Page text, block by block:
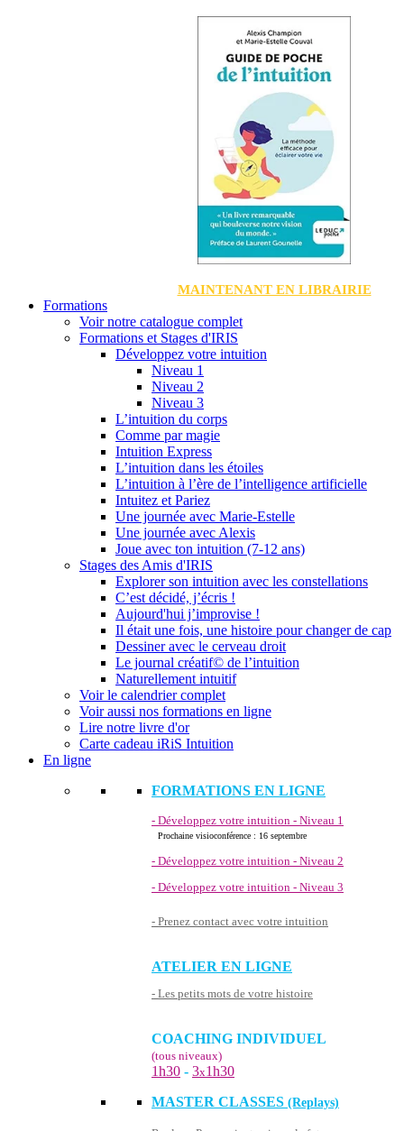
MAINTENANT EN LIBRAIRIE
Formations
Voir notre catalogue complet
Formations et Stages d'IRIS
Développez votre intuition
Niveau 1
Niveau 2
Niveau 3
L’intuition du corps
Comme par magie
Intuition Express
L’intuition dans les étoiles
L’intuition à l’ère de l’intelligence artificielle
Intuitez et Pariez
Une journée avec Marie-Estelle
Une journée avec Alexis
Joue avec ton intuition (7-12 ans)
Stages des Amis d'IRIS
Explorer son intuition avec les constellations
C’est décidé, j’écris !
Aujourd'hui j’improvise !
Il était une fois, une histoire pour changer de cap
Dessiner avec le cerveau droit
Le journal créatif© de l’intuition
Naturellement intuitif
Voir le calendrier complet
Voir aussi nos formations en ligne
Lire notre livre d'or
Carte cadeau iRiS Intuition
En ligne
FORMATIONS EN LIGNE
- Développez votre intuition - Niveau 1
Prochaine visioconférence : 16 septembre
- Développez votre intuition - Niveau 2
- Développez votre intuition - Niveau 3
- Prenez contact avec votre intuition
ATELIER EN LIGNE
- Les petits mots de votre histoire
COACHING INDIVIDUEL
(tous niveaux)
1h30 - 3x1h30
MASTER CLASSES (Replays)